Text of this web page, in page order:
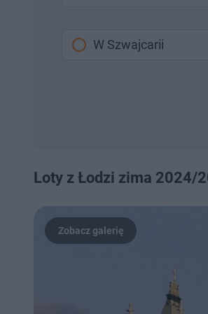
W Szwajcarii
Loty z Łodzi zima 2024/